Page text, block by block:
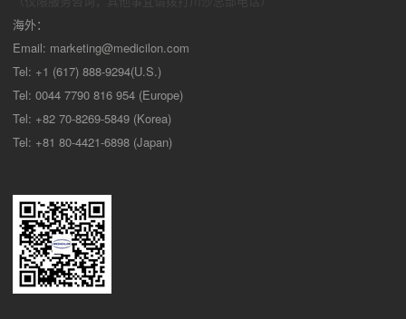
海外：
Email: marketing@medicilon.com
Tel: +1 (617) 888-9294(U.S.)
Tel: 0044 7790 816 954 (Europe)
Tel: +82 70-8269-5849 (Korea)
Tel: +81 80-4421-6898 (Japan)